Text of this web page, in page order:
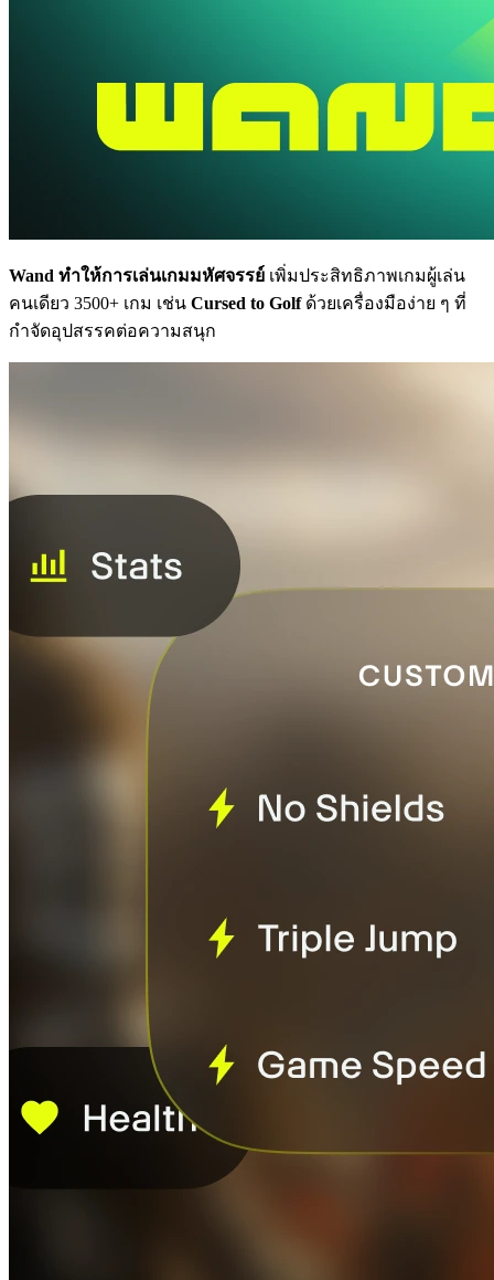
Wand ทำให้การเล่นเกมมหัศจรรย์ เพิ่มประสิทธิภาพเกมผู้เล่น
คนเดียว 3500+ เกม เช่น Cursed to Golfด้วยเครื่องมือง่าย ๆ ที่
กำจัดอุปสรรคต่อความสนุก